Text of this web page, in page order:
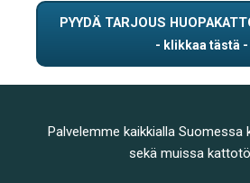
PYYDÄ TARJOUS
Palvelemme kaikkialla Suomessa
sekä muissa